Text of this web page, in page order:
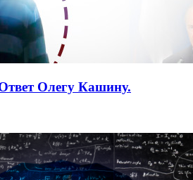
Олегу Кашину.